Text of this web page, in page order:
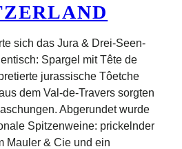
sich das Jura & Drei-Seen-
Spargel mit Tête de
jurassische Tôetche
dem Val-de-Travers sorgten
Abgerundet wurde
Spitzenweine: prickelnder
Mauler & Cie und ein